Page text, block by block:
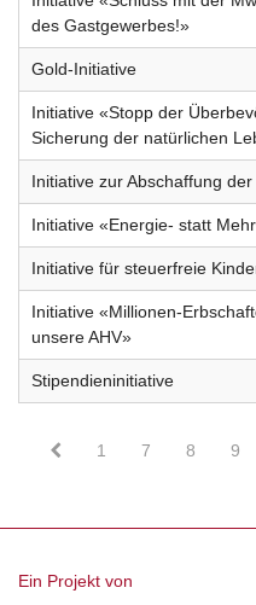
des Gastgewerbes!»
Gold-Initiative
Initiative «Stopp der
Sicherung der natürlichen
Initiative zur Abschaffung
Initiative «Energie- statt
Initiative für steuerfreie
Initiative «Millionen-
unsere AHV»
Stipendieninitiative
1 7 8 9
Ein Projekt von